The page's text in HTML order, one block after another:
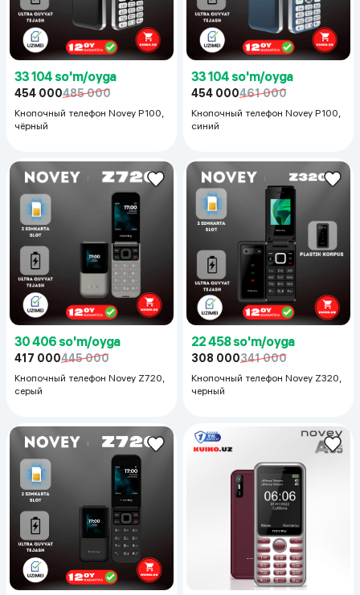
33 104 so'm/oyga
454 000485 000
Кнопочный телефон Novey P100,
чёрный
33 104 so'm/oyga
454 000461 000
Кнопочный телефон Novey P100,
синий
30 406 so'm/oyga
417 000445 000
Кнопочный телефон Novey Z720,
серый
22 458 so'm/oyga
308 000341 000
Кнопочный телефон Novey Z320,
черный